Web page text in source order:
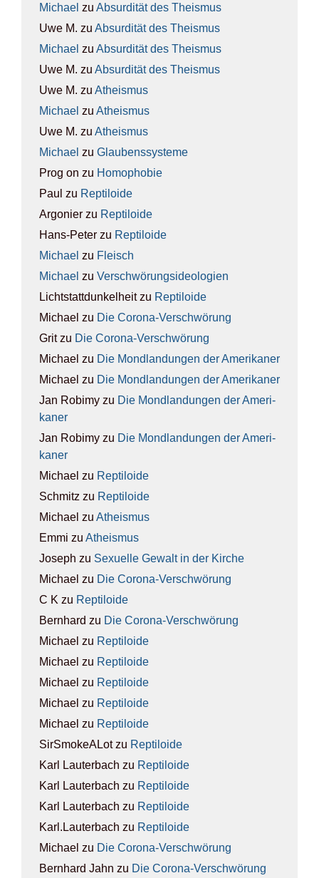
Michael zu Absur­di­tät des The­is­mus
Uwe M. zu Absur­di­tät des The­is­mus
Michael zu Absur­di­tät des The­is­mus
Uwe M. zu Absur­di­tät des The­is­mus
Uwe M. zu Athe­is­mus
Michael zu Athe­is­mus
Uwe M. zu Athe­is­mus
Michael zu Glau­bens­sys­te­me
Prog on zu Homo­pho­bie
Paul zu Rep­ti­lo­ide
Argonier zu Rep­ti­lo­ide
Hans-Peter zu Rep­ti­lo­ide
Michael zu Fleisch
Michael zu Ver­schwö­rungs­ideo­lo­gien
Lichtstattdunkelheitzu Rep­ti­lo­ide
Michael zu Die Coro­na-Ver­schwö­rung
Gritzu Die Coro­na-Ver­schwö­rung
Michael zu Die Mond­lan­dun­gen der Ame­ri­ka­ner
Michael zu Die Mond­lan­dun­gen der Ame­ri­ka­ner
Jan Robimy zu Die Mond­lan­dun­gen der Ame­ri­
ka­ner
Jan Robimy zu Die Mond­lan­dun­gen der Ame­ri­
ka­ner
Michael zu Rep­ti­lo­ide
Schmitz zu Rep­ti­lo­ide
Michael zu Athe­is­mus
Emmi zu Athe­is­mus
Joseph zu Sexu­el­le Gewalt in der Kir­che
Michael zu Die Coro­na-Ver­schwö­rung
C K zu Rep­ti­lo­ide
Bernhard zu Die Coro­na-Ver­schwö­rung
Michael zu Rep­ti­lo­ide
Michael zu Rep­ti­lo­ide
Michael zu Rep­ti­lo­ide
Michael zu Rep­ti­lo­ide
Michael zu Rep­ti­lo­ide
SirSmokeALotzu Rep­ti­lo­ide
Karl Lauterbach zu Rep­ti­lo­ide
Karl Lauterbach zu Rep­ti­lo­ide
Karl Lauterbach zu Rep­ti­lo­ide
Karl.Lauterbach zu Rep­ti­lo­ide
Michael zu Die Coro­na-Ver­schwö­rung
Bernhard Jahn zu Die Coro­na-Ver­schwö­rung